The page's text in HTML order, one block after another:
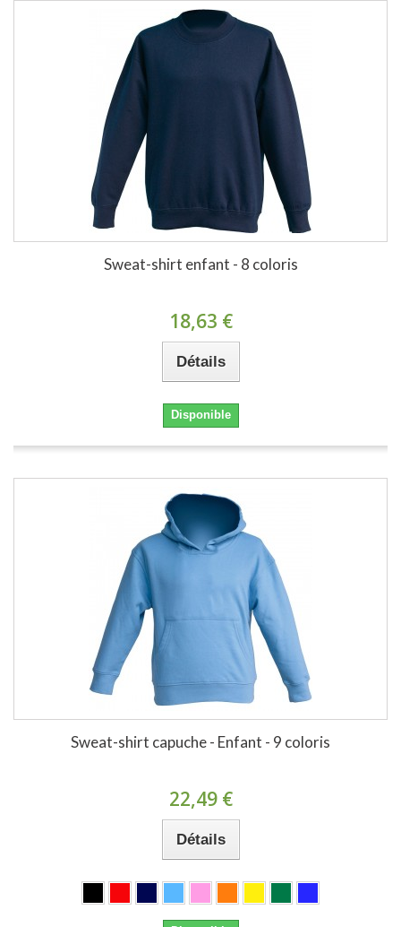
Sweat-shirt enfant - 8 coloris
18,63 €
Détails
Disponible
Sweat-shirt capuche - Enfant - 9 coloris
22,49 €
Détails